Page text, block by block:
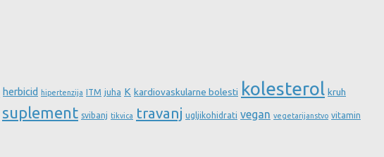
herbicid hipertenzija ITM juha K kardiovaskularne bolesti kolesterol kruh
suplement svibanj tikvica travanj ugljikohidrati vegan vegetarijanstvo vitamin